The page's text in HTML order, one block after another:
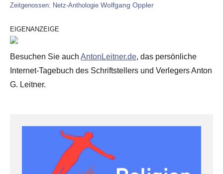
Zeitgenossen: Netz-Anthologie Wolfgang Oppler
EIGENANZEIGE
Besuchen Sie auch AntonLeitner.de, das persönliche
Internet-Tagebuch des Schriftstellers und Verlegers Anton
G. Leitner.